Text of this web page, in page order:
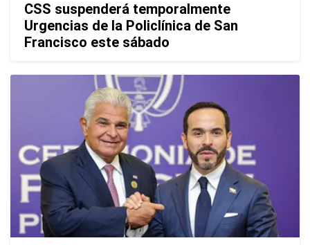
CSS suspenderá temporalmente
Urgencias de la Policlínica de San
Francisco este sábado